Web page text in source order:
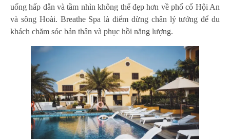
uống hấp dẫn và tầm nhìn không thể đẹp hơn về phố cổ Hội An
và sông Hoài. Breathe Spa là điểm dừng chân lý tưởng để du
khách chăm sóc bản thân và phục hồi năng lượng.